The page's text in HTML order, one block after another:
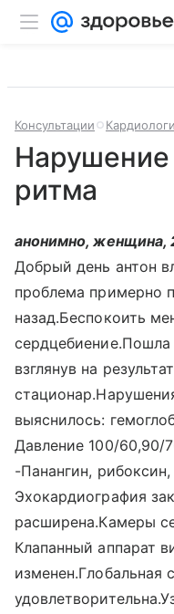
Консультации
Нарушение
ритма
анонимно, женщина,
Добрый день антон
проблема примерно
назад.Беспокоить
взглянув на
выяснилось:
Давление 100/60,90/
-Панангин,
Эхокардиография
расширена.Камеры
Клапанный аппарат